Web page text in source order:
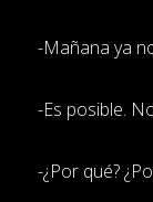
-Mañana ya
-Es posible.
-¿Por qué?